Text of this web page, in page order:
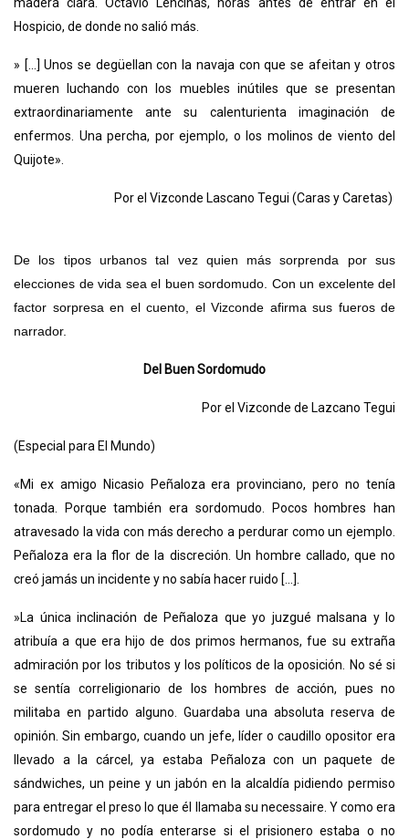
Hospicio, de donde no salió más.
» [...] Unos se degüellan con la navaja con que se afeitan y otros
mueren luchando con los muebles inútiles que se presentan
extraordinariamente ante su calenturienta imaginación de
enfermos. Una percha, por ejemplo, o los molinos de viento del
Quijote».
Por el Vizconde Lascano Tegui (Caras y Caretas)
De los tipos urbanos tal vez quien más sorprenda por sus
elecciones de vida sea el buen sordomudo. Con un excelente del
factor sorpresa en el cuento, el Vizconde afirma sus fueros de
narrador.
Del Buen Sordomudo
Por el Vizconde de Lazcano Tegui
(Especial para El Mundo)
«Mi ex amigo Nicasio Peñaloza era provinciano, pero no tenía
tonada. Porque también era sordomudo. Pocos hombres han
atravesado la vida con más derecho a perdurar como un ejemplo.
Peñaloza era la flor de la discreción. Un hombre callado, que no
creó jamás un incidente y no sabía hacer ruido [...].
»La única inclinación de Peñaloza que yo juzgué malsana y lo
atribuía a que era hijo de dos primos hermanos, fue su extraña
admiración por los tributos y los políticos de la oposición. No sé si
se sentía correligionario de los hombres de acción, pues no
militaba en partido alguno. Guardaba una absoluta reserva de
opinión. Sin embargo, cuando un jefe, líder o caudillo opositor era
llevado a la cárcel, ya estaba Peñaloza con un paquete de
sándwiches, un peine y un jabón en la alcaldía pidiendo permiso
para entregar el preso lo que él llamaba su necessaire. Y como era
sordomudo y no podía enterarse si el prisionero estaba o no